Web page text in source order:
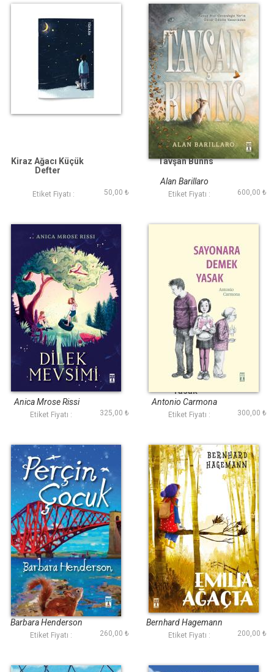
Kiraz Ağacı Küçük
Defter
Etiket Fiyatı : 50,00 ₺
Tavşan Bunns
Alan Barillaro
Etiket Fiyatı : 600,00 ₺
Dilek Mevsimi
Anica Mrose Rissi
Etiket Fiyatı : 325,00 ₺
Sayonara Demek
Yasak
Antonio Carmona
Etiket Fiyatı : 300,00 ₺
Perçin Çocuk
Barbara Henderson
Etiket Fiyatı : 260,00 ₺
Emilia Ağaçta
Bernhard Hagemann
Etiket Fiyatı : 200,00 ₺